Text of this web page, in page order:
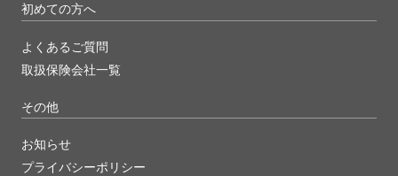
初めての方へ
よくあるご質問
取扱保険会社一覧
その他
お知らせ
プライバシーポリシー